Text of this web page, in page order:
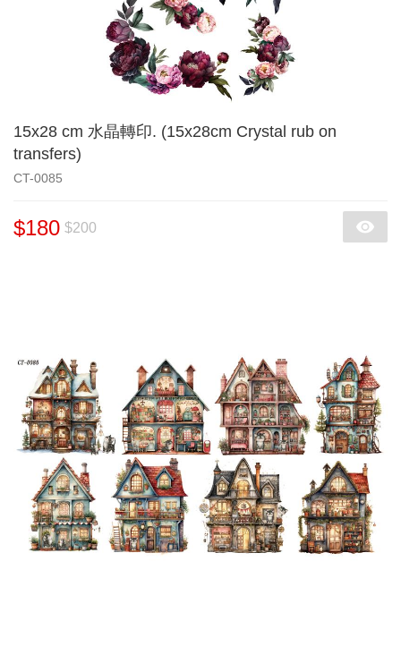
15x28 cm 水晶轉印. (15x28cm Crystal rub on
transfers)
CT-0085
$180 $200